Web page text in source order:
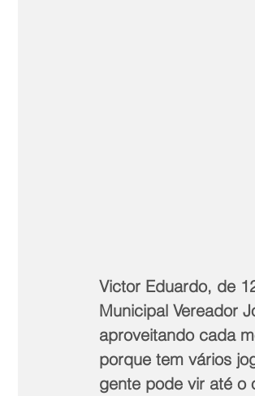
Victor Eduardo, de
Municipal Vereador
aproveitando cada
porque tem vários
gente pode vir até o